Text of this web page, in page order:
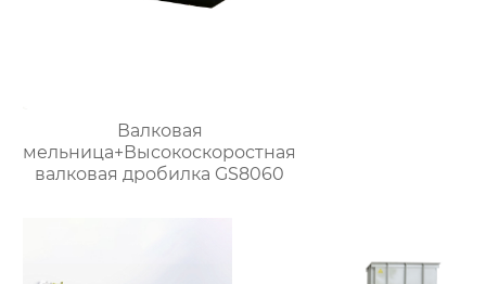
Валковая
мельница+Высокоскоростная
валковая дробилка GS8060